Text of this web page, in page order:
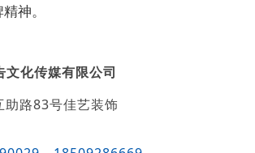
神。
文化传媒有限公司
助路83号佳艺装饰